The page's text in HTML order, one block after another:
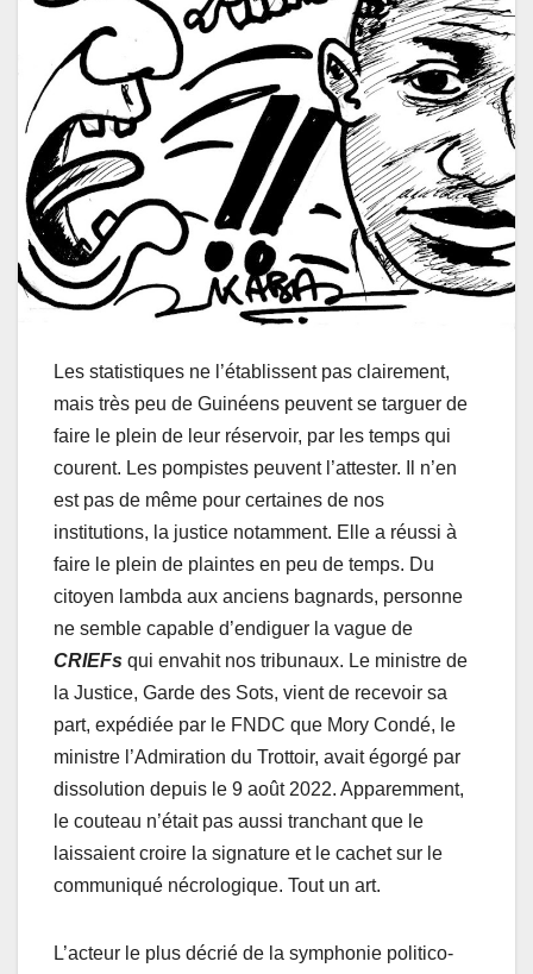
Les statistiques ne l’établissent pas clairement,
mais très peu de Guinéens peuvent se targuer de
faire le plein de leur réservoir, par les temps qui
courent. Les pompistes peuvent l’attester. Il n’en
est pas de même pour certaines de nos
institutions, la justice notamment. Elle a réussi à
faire le plein de plaintes en peu de temps. Du
citoyen lambda aux anciens bagnards, personne
ne semble capable d’endiguer la vague de
CRIEFs qui envahit nos tribunaux. Le ministre de
la Justice, Garde des Sots, vient de recevoir sa
part, expédiée par le FNDC que Mory Condé, le
ministre l’Admiration du Trottoir, avait égorgé par
dissolution depuis le 9 août 2022. Apparemment,
le couteau n’était pas aussi tranchant que le
laissaient croire la signature et le cachet sur le
communiqué nécrologique. Tout un art.
L’acteur le plus décrié de la symphonie politico-